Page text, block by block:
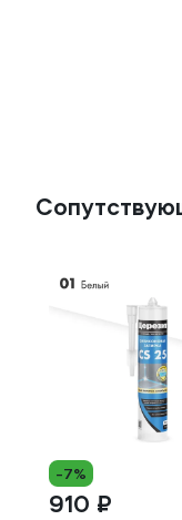
-7%
910 ₽